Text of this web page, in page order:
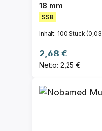
18 mm
SSB
Inhalt: 100 Stück (0,03
Regulärer Preis:
2,68 €
Netto: 2,25 €